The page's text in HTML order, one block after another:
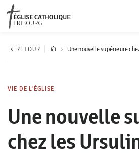
Région diocésaine
Agenda
Corporation cantonale
RETOUR Une nouvelle supérieure
VIE DE L'ÉGLISE
Une nouvelle
chez les